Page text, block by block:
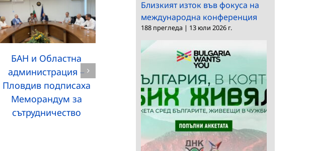
БАН и Областна
администрация –
Пловдив подписаха
Меморандум за
сътрудничество
Нови открития от
находището на
динозаври в района
на Трън
Нови подходи към
въглероден
отпечатък
Близкият изток във фокуса на
международна конференция
188 прегледа | 13 юли 2026 г.